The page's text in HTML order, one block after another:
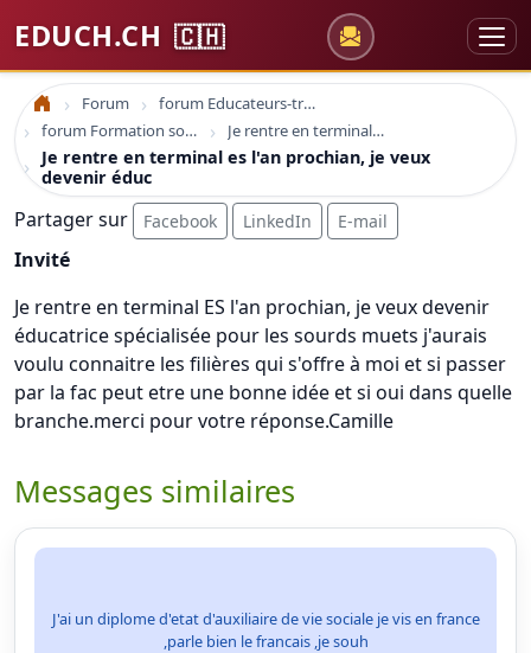
EDUCH.CH 🇨🇭
Accueil Forum
forum Educateurs-trices sociaux
forum Formation sociale en france
Je rentre en terminal es l'an prochian, je veux devenir éduc
Je rentre en terminal es l'an prochian, je veux
devenir éduc
Partager sur Facebook LinkedIn E-mail
Invité
Je rentre en terminal ES l'an prochian, je veux devenir
éducatrice spécialisée pour les sourds muets j'aurais
voulu connaitre les filières qui s'offre à moi et si passer
par la fac peut etre une bonne idée et si oui dans quelle
branche.merci pour votre réponse.Camille
Messages similaires
J'ai un diplome d'etat d'auxiliaire de vie sociale je vis en france
,parle bien le francais ,je souh